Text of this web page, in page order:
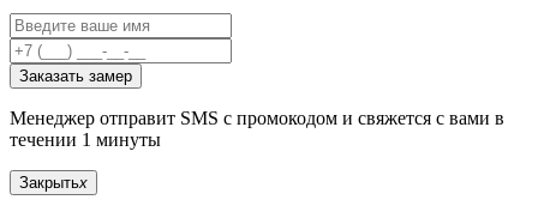
Заказать замер
Менеджер отправит SMS с промокодом и свяжется с вами в
течении 1 минуты
Закрытьx